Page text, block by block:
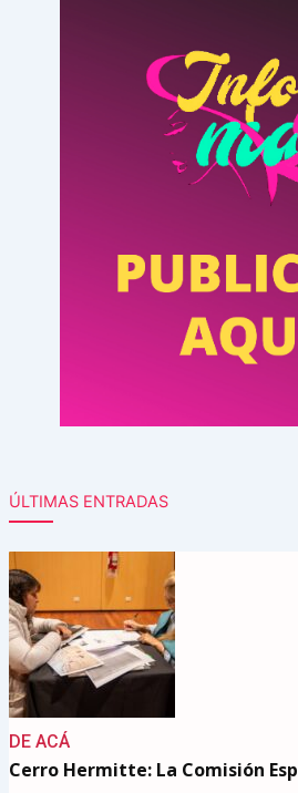
ÚLTIMAS ENTRADAS
DE ACÁ
Cerro Hermitte: La Comisión